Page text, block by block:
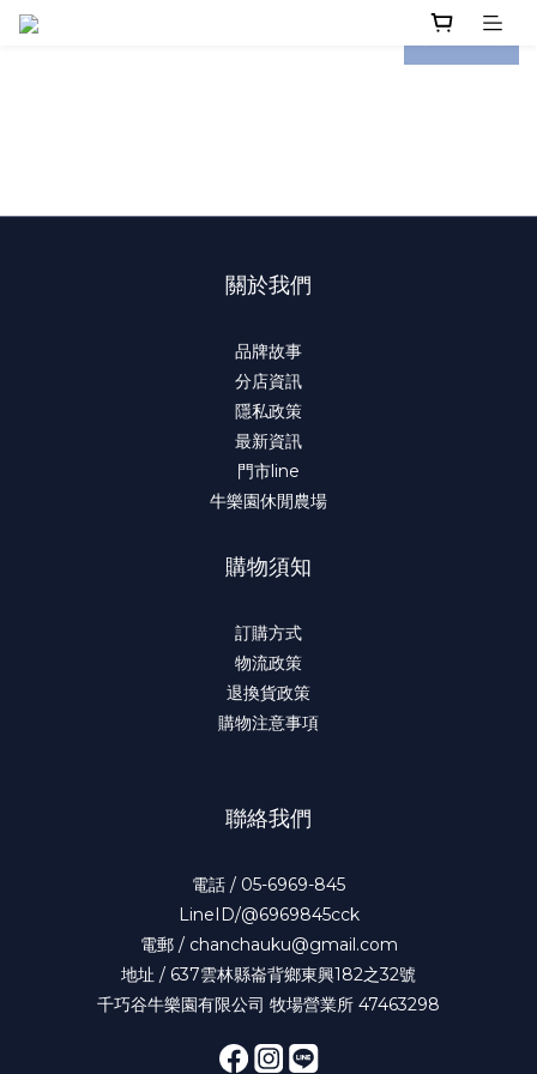
prev next
關於我們
品牌故事
分店資訊
隱私政策
最新資訊
門市line
牛樂園休閒農場
購物須知
訂購方式
物流政策
退換貨政策
購物注意事項
聯絡我們
電話 / 05-6969-845
LineID/@6969845cck
電郵 / chanchauku@gmail.com
地址 / 637雲林縣崙背鄉東興182之32號
千巧谷牛樂園有限公司 牧場營業所 47463298